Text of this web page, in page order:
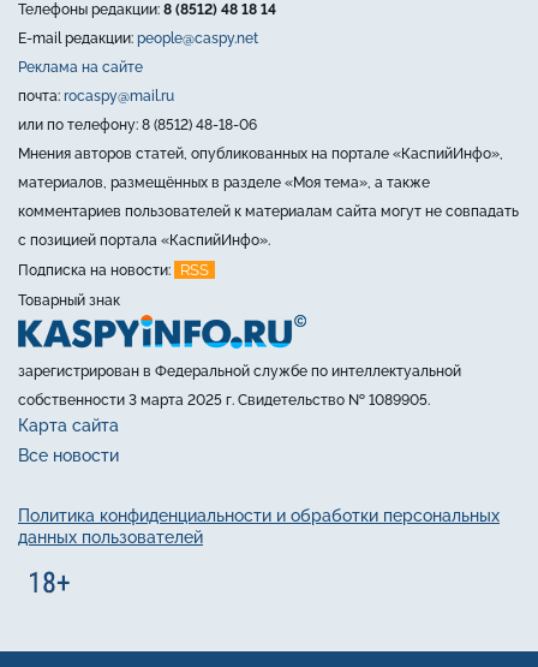
Телефоны редакции: 8 (8512) 48 18 14
E-mail редакции: people@caspy.net
Реклама на сайте
почта: rocaspy@mail.ru
или по телефону: 8 (8512) 48-18-06
Мнения авторов статей, опубликованных на портале «КаспийИнфо»,
материалов, размещённых в разделе «Моя тема», а также
комментариев пользователей к материалам сайта могут не совпадать
с позицией портала «КаспийИнфо».
Подписка на новости:
RSS
Товарный знак
зарегистрирован в Федеральной службе по интеллектуальной
собственности 3 марта 2025 г. Свидетельство № 1089905.
Карта сайта
Все новости
Политика конфиденциальности и обработки персональных
данных пользователей